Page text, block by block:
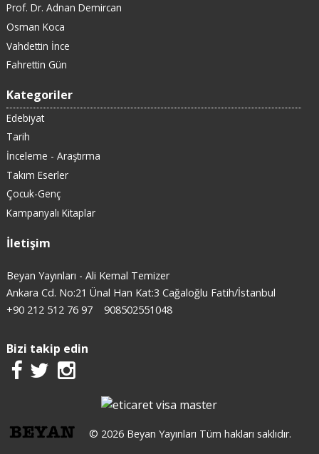
Prof. Dr. Adnan Demircan
Osman Koca
Vahdettin İnce
Fahrettin Gün
Kategoriler
Edebiyat
Tarih
İnceleme - Araştırma
Takım Eserler
Çocuk-Genç
Kampanyalı Kitaplar
İletişim
Beyan Yayınları - Ali Kemal Temizer
Ankara Cd. No:21 Ünal Han Kat:3 Cağaloğlu Fatih/İstanbul
+90 212 512 76 97
908502551048
Bizi takip edin
© 2026 Beyan Yayınları Tüm hakları saklıdır.